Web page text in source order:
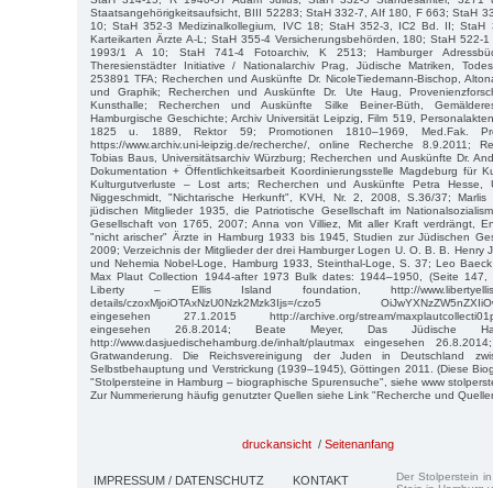
Staatsangehörigkeitsaufsicht, BIII 52283; StaH 332-7, AIf 180, F 663; StaH
10; StaH 352-3 Medizinalkollegium, IVC 18; StaH 352-3, IC2 Bd. II; StaH
Karteikarten Ärzte A-L; StaH 355-4 Versicherungsbehörden, 180; StaH 522-
1993/1 A 10; StaH 741-4 Fotoarchiv, K 2513; Hamburger
Theresienstädter Initiative / Nationalarchiv Prag, Jüdische Matriken,
253891 TFA; Recherchen und Auskünfte Dr. NicoleTiedemann-Bischop,
und Graphik; Recherchen und Auskünfte Dr. Ute Haug,
Kunsthalle; Recherchen und Auskünfte Silke Beiner-Büth,
Hamburgische Geschichte; Archiv Universität Leipzig, Film 519,
1825 u. 1889, Rektor 59; Promotionen 1810–1969, Med.Fak.
https://www.archiv.uni-leipzig.de/recherche/, online Recherche 8.9.2011;
Tobias Baus, Universitätsarchiv Würzburg; Recherchen und Auskünfte Dr.
Dokumentation + Öffentlichkeitsarbeit Koordinierungsstelle Magdeburg für
Kulturgutverluste – Lost arts; Recherchen und Auskünfte Petra Hesse,
Niggeschmidt, "Nichtarische Herkunft", KVH, Nr. 2, 2008, S.36/37;
jüdischen Mitglieder 1935, die Patriotische Gesellschaft im
Gesellschaft von 1765, 2007; Anna von Villiez, Mit aller Kraft verdrängt,
"nicht arischer" Ärzte in Hamburg 1933 bis 1945, Studien zur Jüdischen
2009; Verzeichnis der Mitglieder der drei Hamburger Logen U. O. B. B. Henry
und Nehemia Nobel-Loge, Hamburg 1933, Steinthal-Loge, S. 37; Leo
Max Plaut Collection 1944-after 1973 Bulk dates: 1944–1950, (Seite
Liberty – Ellis Island foundation, http://
details/czoxMjoiOTAxNzU0Nzk2Mzk3Ijs=/czo5
eingesehen 27.1.2015 http://archive.org/stream/
eingesehen 26.8.2014; Beate Meyer, Das Jüdische
http://www.dasjuedischehamburg.de/inhalt/plautmax eingesehen
Gratwanderung. Die Reichsvereinigung der Juden in Deutschland
Selbstbehauptung und Verstrickung (1939–1945), Göttingen 2011. (Diese
"Stolpersteine in Hamburg – biographische Spurensuche", siehe www
Zur Nummerierung häufig genutzter Quellen siehe Link "Recherche und
druckansicht / Seitenanfang
IMPRESSUM / DATENSCHUTZ KONTAKT
Der Stolperstein